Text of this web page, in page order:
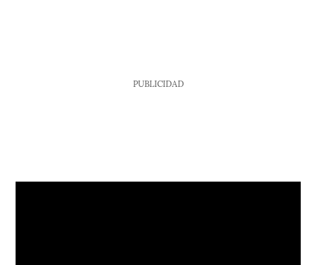
PUBLICIDAD